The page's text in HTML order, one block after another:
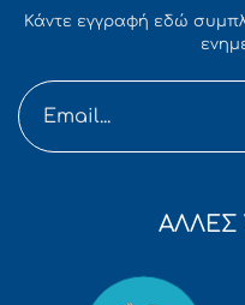
Κάντε εγγραφή εδώ
ΑΛΛΕΣ